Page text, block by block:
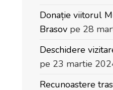
Donație viitorul
Brasov pe 28
Deschidere
pe 23 martie
Recunoastere